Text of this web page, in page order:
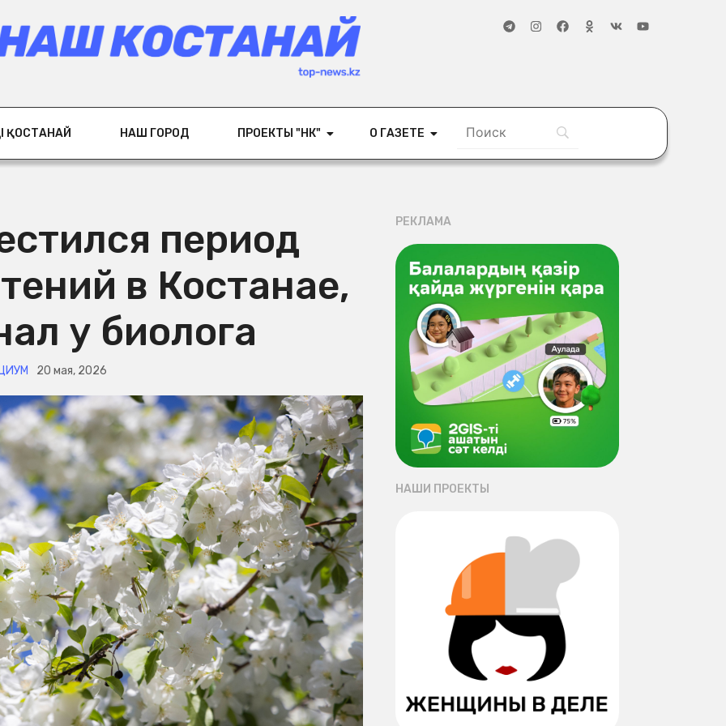
ҚОСТАНАЙ НАШ ГОРОД ПРОЕКТЫ "НК" О ГАЗЕТЕ
период
в Костанае,
у биолога
20 мая, 2026
РЕКЛАМА
НАШИ ПРОЕКТЫ